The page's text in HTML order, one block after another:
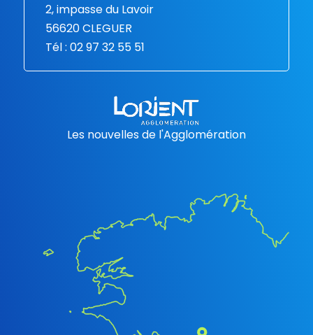
2, impasse du Lavoir
56620 CLEGUER
Tél : 02 97 32 55 51
Les nouvelles de l'Agglomération